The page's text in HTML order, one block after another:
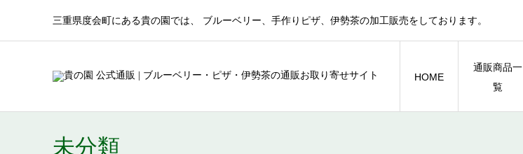
三重県度会町にある貴の園では、 ブルーベリー、手作りピザ、伊勢茶の加工販売をしております。
HOME
通販商品一
覧
未分類